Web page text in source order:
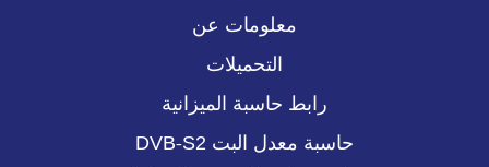
معلومات عن
التحميلات
رابط حاسبة الميزانية
حاسبة معدل البت DVB-S2